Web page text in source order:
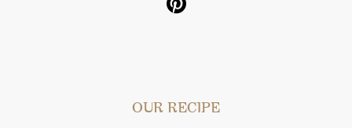
OUR RECIPE